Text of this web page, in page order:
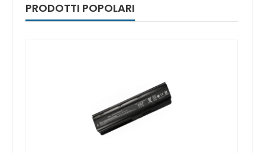
PRODOTTI POPOLARI